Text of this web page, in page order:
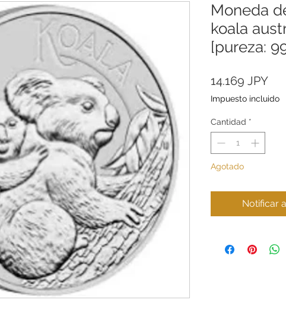
Moneda
koala
[pureza:
14.169 JPY
Impuesto incluido
Cantidad *
Agotado
Notificar